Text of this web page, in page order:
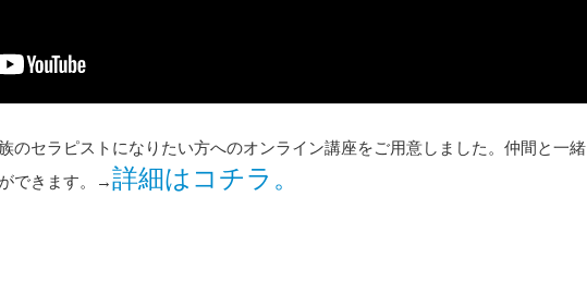
のセラピストになりたい方へのオンライン講座をご用意しました。仲間と一緒
できます。→詳細はコチラ。